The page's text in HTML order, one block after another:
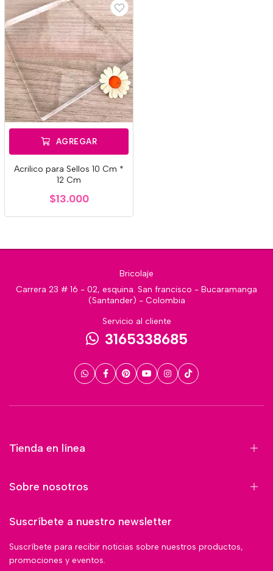
AGREGAR
Acrilico para Sellos 10 Cm *
12 Cm
$13.000
Bricolaje
Carrera 23 # 16 - 02, esquina. San francisco - Bucaramanga
(Santander) - Colombia
Servicio al cliente
3165338685
Tienda en línea
Sobre nosotros
Suscríbete a nuestro newsletter
Suscríbete para recibir noticias sobre nuestros productos,
promociones y eventos.